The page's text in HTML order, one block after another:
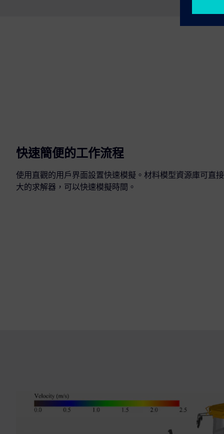
快速簡便的工作流程
使用直觀的用戶界面設置快速模擬。材料模型資源庫可直
大的求解器，可以快速模擬時間。